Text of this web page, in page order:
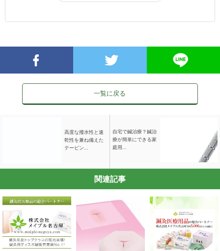
一覧に戻る
高度な撥水性と速
乾性を兼ね備えた
テーピン...
自宅で鍼治療？鍼治
療が簡単にできる家
庭用...
関連記事